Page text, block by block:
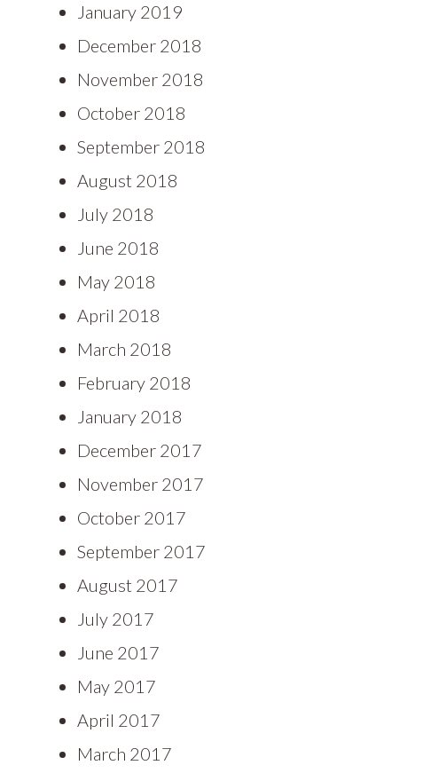
January 2019
December 2018
November 2018
October 2018
September 2018
August 2018
July 2018
June 2018
May 2018
April 2018
March 2018
February 2018
January 2018
December 2017
November 2017
October 2017
September 2017
August 2017
July 2017
June 2017
May 2017
April 2017
March 2017